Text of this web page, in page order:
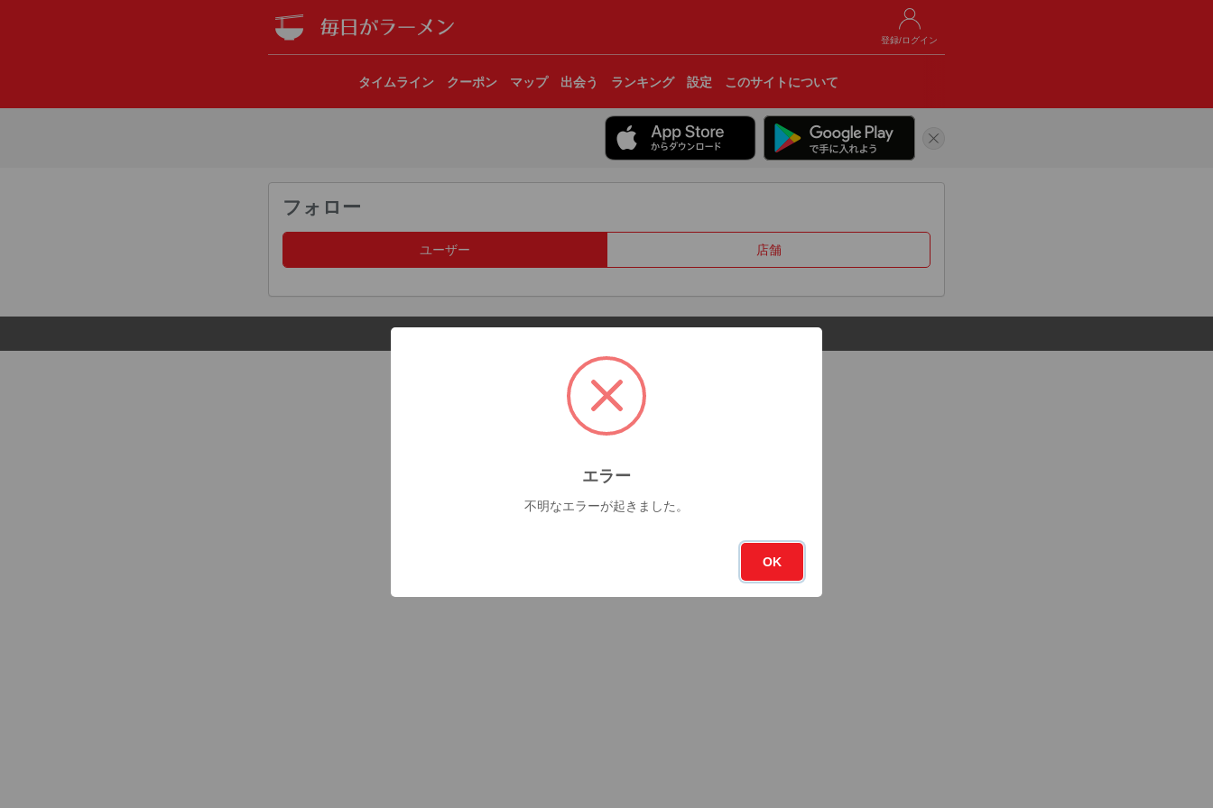
登録/ログイン
タイムライン クーポン マップ 出会う ランキング 設定 このサイトについて
フォロー
ユーザー 店舗
エラー
不明なエラーが起きました。
OK